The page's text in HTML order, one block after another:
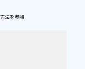
法を参照